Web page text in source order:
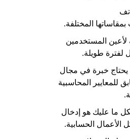
المختلفة.
لأعين المستخدمين
لفترة طويلة.
يحتاج خبرة في مجال
٦. مطابق للمعايير المحاسبية
ما عليك هو إدخال
الأعمال الحسابية.